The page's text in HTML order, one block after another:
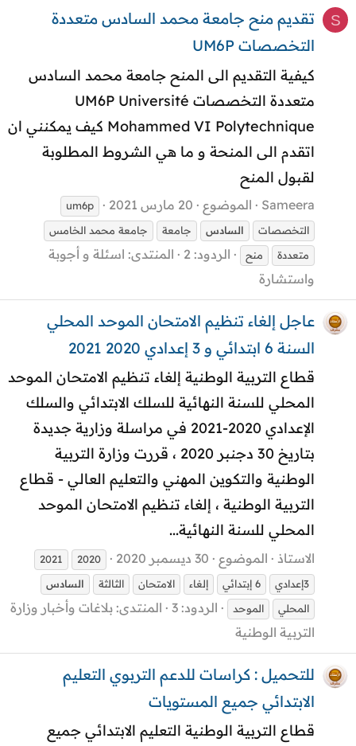
S
تقديم منح جامعة محمد السادس متعددة
التخصصات UM6P
كيفية التقديم الى المنح جامعة محمد السادس
متعددة التخصصات UM6P Université
Mohammed VI Polytechnique كيف يمكنني ان
اتقدم الى المنحة و ما هي الشروط المطلوبة
لقبول المنح
Sameera الموضوع 20 مارس 2021
um6p
التخصصات
السادس جامعة
جامعة محمد الخامس
متعددة
منح الردود: 2 المنتدى: اسئلة و أجوبة
واستشارة
عاجل إلغاء تنظيم الامتحان الموحد المحلي
السنة 6 ابتدائي و 3 إعدادي 2020 2021
قطاع التربية الوطنية إلغاء تنظيم الامتحان الموحد
المحلي للسنة النهائية للسلك الابتدائي والسلك
الإعدادي 2020-2021 في مراسلة وزارية جديدة
بتاريخ 30 دجنبر 2020 ، قررت وزارة التربية
الوطنية والتكوين المهني والتعليم العالي - قطاع
التربية الوطنية ، إلغاء تنظيم الامتحان الموحد
المحلي للسنة النهائية...
الاستاذ الموضوع 30 ديسمبر 2020 2020
2021
3إعدادي
6 إبتدائي إلغاء الامتحان الثالثة
السادس
المحلي
الموحد الردود: 3 المنتدى: بلاغات وأخبار وزارة
التربية الوطنية
للتحميل : كراسات للدعم التربوي التعليم
الابتدائي جميع المستويات
قطاع التربية الوطنية التعليم الابتدائي جميع